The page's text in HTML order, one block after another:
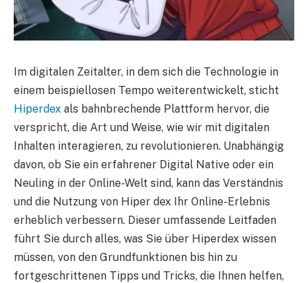
Im digitalen Zeitalter, in dem sich die Technologie in
einem beispiellosen Tempo weiterentwickelt, sticht
Hiperdex als bahnbrechende Plattform hervor, die
verspricht, die Art und Weise, wie wir mit digitalen
Inhalten interagieren, zu revolutionieren. Unabhängig
davon, ob Sie ein erfahrener Digital Native oder ein
Neuling in der Online-Welt sind, kann das Verständnis
und die Nutzung von Hiper dex Ihr Online-Erlebnis
erheblich verbessern. Dieser umfassende Leitfaden
führt Sie durch alles, was Sie über Hiperdex wissen
müssen, von den Grundfunktionen bis hin zu
fortgeschrittenen Tipps und Tricks, die Ihnen helfen,